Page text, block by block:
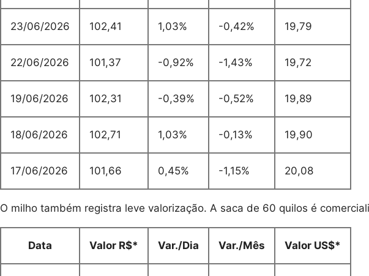
23/06/2026 102,41 1,03% -0,42% 19,79
22/06/2026 101,37 -0,92% -1,43% 19,72
19/06/2026 102,31 -0,39% -0,52% 19,89
18/06/2026 102,71 1,03% -0,13% 19,90
17/06/2026 101,66 0,45% -1,15% 20,08
O milho também registra leve valorização. A saca de 60 quilos é
Data Valor R$* Var./Dia Var./Mês Valor US$*